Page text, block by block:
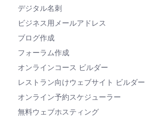
デジタル名刺
ビジネス用メールアドレス
ブログ作成
フォーラム作成
オンラインコース ビルダー
レストラン向けウェブサイト ビルダー
オンライン予約スケジューラー
無料ウェブホスティング